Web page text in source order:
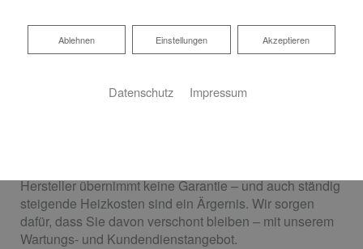
Hersteller übernimmt keine Garantie – und auch ständig
steigende Heizkosten sind ein Ärgernis. Wir sorgen
dafür, dass Sie davon verschont bleiben – mit unserem
Wartungs- und Kundendienstangebot.
Akzeptieren
Einstellungen
Ablehnen
Ablehnen
Datenschutz Impressum